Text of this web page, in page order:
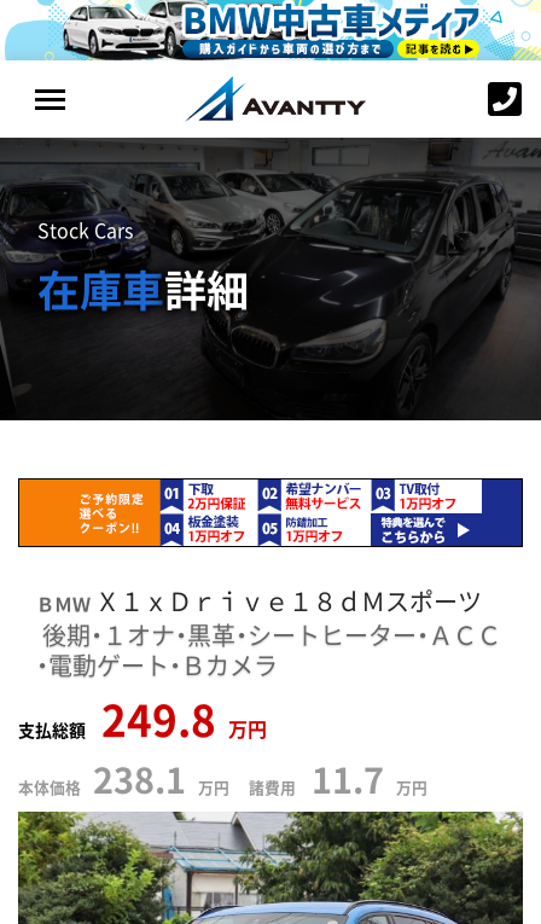
Stock Cars
在庫車詳細
ＢＭＷ Ｘ１ｘＤｒｉｖｅ１８ｄＭスポーツ
後期・１オナ・黒革・シートヒーター・ＡＣＣ
・電動ゲート・Ｂカメラ
支払総額 249.8 万円
本体価格 238.1 万円 諸費用 11.7 万円